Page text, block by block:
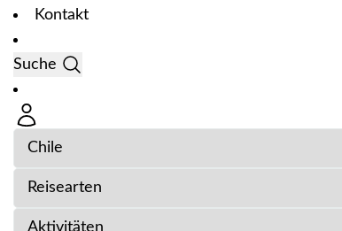
Kontakt
Suche
Länder & Regionen
Reisearten
Aktivitäten